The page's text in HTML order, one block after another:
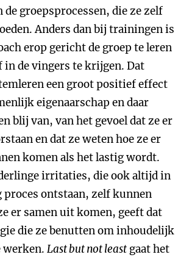
groepsprocessen, die ze zelf
Anders dan bij trainingen is
erop gericht de groep te leren
in de vingers te krijgen. Dat
een groot positief effect
eigenaarschap en daar
blij van, van het gevoel dat ze er
en dat ze weten hoe ze er
komen als het lastig wordt.
irritaties, die ook altijd in
proces ontstaan, zelf kunnen
er samen uit komen, geeft dat
die ze benutten om inhoudelijk
werken. Last but not least gaat het